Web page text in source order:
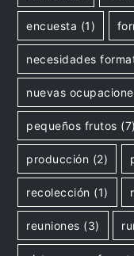
encuesta (1)
necesidades
nuevas
pequeños frutos (7)
producción (2)
recolección (1)
reuniones (3)